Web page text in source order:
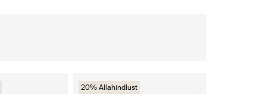
20% Allahindlust